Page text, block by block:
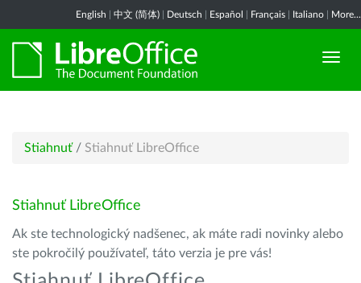
English 中文 (简体) Deutsch Español Français Italiano More...
Stiahnuť / Stiahnuť LibreOffice
Stiahnuť LibreOffice
Ak ste technologický nadšenec, ak máte radi novinky alebo
ste pokročilý používateľ, táto verzia je pre vás!